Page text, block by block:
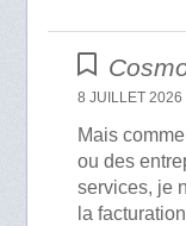
8 JUILLET 2026
Mais
ou des
services, je
la